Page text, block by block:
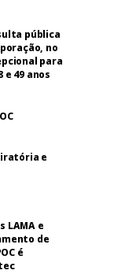
pública
no
para
49 anos
e
LAMA e
de
é